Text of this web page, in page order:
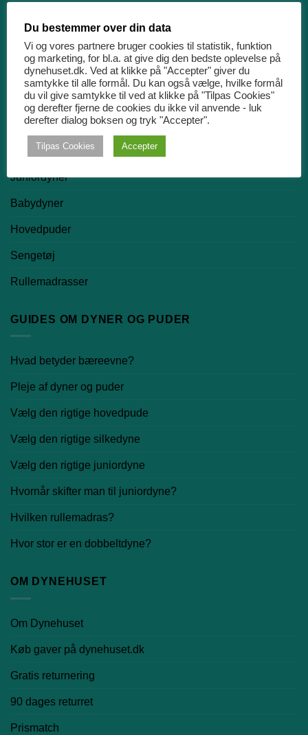
PRODUKTKATEGORIER
Dyner
Dundyner
Silkedyner
Juniordyner
Babydyner
Hovedpuder
Sengetøj
Rullemadrasser
GUIDES OM DYNER OG PUDER
Hvad betyder bæreevne?
Pleje af dyner og puder
Vælg den rigtige hovedpude
Vælg den rigtige silkedyne
Vælg den rigtige juniordyne
Hvornår skifter man til juniordyne?
Hvilken rullemadras?
Hvor stor er en dobbeltdyne?
OM DYNEHUSET
Om Dynehuset
Køb gaver på dynehuset.dk
Gratis returnering
90 dages returret
Prismatch
Du bestemmer over din data
Vi og vores partnere bruger cookies til statistik, funktion
og marketing, for bl.a. at give dig den bedste oplevelse på
dynehuset.dk. Ved at klikke på "Accepter" giver du
samtykke til alle formål. Du kan også vælge, hvilke formål
du vil give samtykke til ved at klikke på "Tilpas Cookies"
og derefter fjerne de cookies du ikke vil anvende - luk
derefter dialog boksen og tryk "Accepter".
Tilpas Cookies Accepter